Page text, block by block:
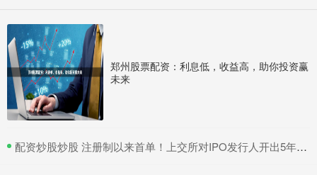
郑州股票配资：利息低，收益高，助你投资赢
未来
​配资炒股炒股 注册制以来首单！上交所对IPO发行人开出5年内不接受申请文件罚单